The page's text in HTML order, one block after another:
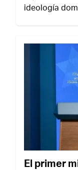
ideología
El primer